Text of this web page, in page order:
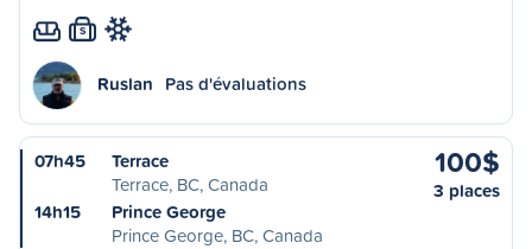
S
Ruslan Pas d'évaluations
07h45
Terrace
Terrace, BC, Canada
14h15
Prince George
Prince George, BC, Canada
100$
3 places